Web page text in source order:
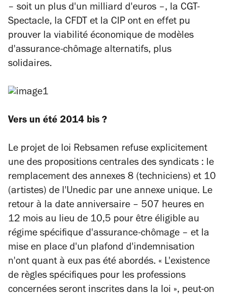
– soit un plus d'un milliard d'euros –, la CGT-
Spectacle, la CFDT et la CIP ont en effet pu
prouver la viabilité économique de modèles
d'assurance-chômage alternatifs, plus
solidaires.
Vers un été 2014 bis ?
Le projet de loi Rebsamen refuse explicitement
une des propositions centrales des syndicats : le
remplacement des annexes 8 (techniciens) et 10
(artistes) de l'Unedic par une annexe unique. Le
retour à la date anniversaire – 507 heures en
12 mois au lieu de 10,5 pour être éligible au
régime spécifique d'assurance-chômage – et la
mise en place d'un plafond d'indemnisation
n'ont quant à eux pas été abordés. « L'existence
de règles spécifiques pour les professions
concernées seront inscrites dans la loi », peut-on